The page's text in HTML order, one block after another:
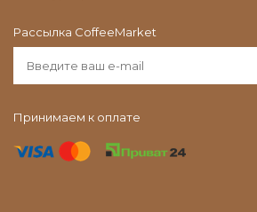
Рассылка CoffeeMarket
Принимаем к оплате